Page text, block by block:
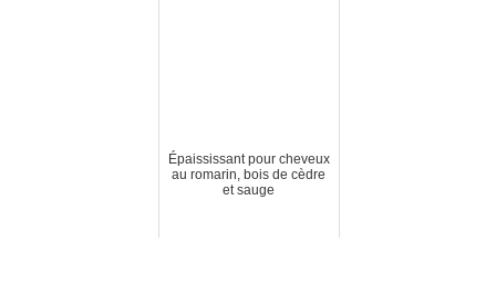
Épaississant pour cheveux
au romarin, bois de cèdre
et sauge